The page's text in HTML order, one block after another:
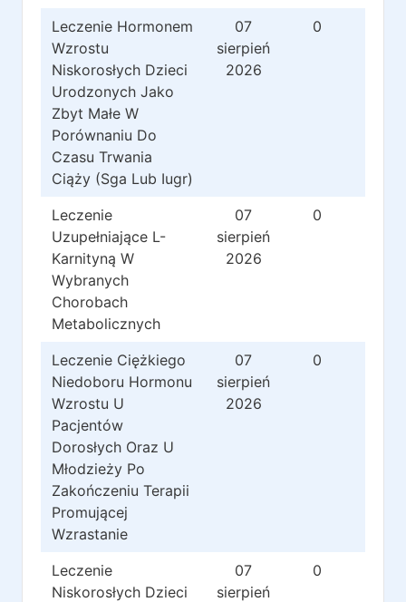
Leczenie Hormonem
Wzrostu
Niskorosłych Dzieci
Urodzonych Jako
Zbyt Małe W
Porównaniu Do
Czasu Trwania
Ciąży (Sga Lub Iugr)
07
sierpień
2026
0
Leczenie
Uzupełniające L-
Karnityną W
Wybranych
Chorobach
Metabolicznych
07
sierpień
2026
0
Leczenie Ciężkiego
Niedoboru Hormonu
Wzrostu U
Pacjentów
Dorosłych Oraz U
Młodzieży Po
Zakończeniu Terapii
Promującej
Wzrastanie
07
sierpień
2026
0
Leczenie
Niskorosłych Dzieci
07
sierpień
0